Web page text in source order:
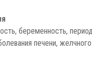
беременность,
печени,